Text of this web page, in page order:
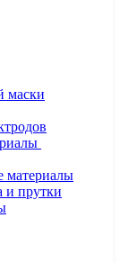
маски
материалы
и прутки